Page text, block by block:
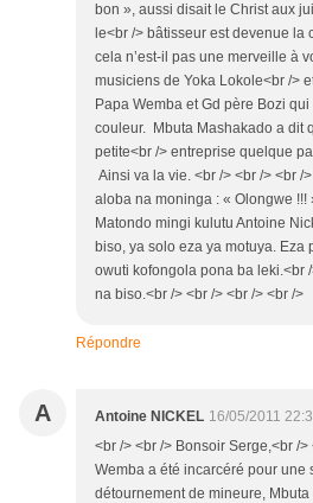
bon », aussi disait le Christ aux
le<br /> bâtisseur est devenue la
cela n’est-il pas une merveille à
musiciens de Yoka Lokole<br />
Papa Wemba et Gd père Bozi
couleur. Mbuta Mashakado a dit
petite<br /> entreprise quelque
Ainsi va la vie. <br /> <br /> <br /
aloba na moninga : « Olongwe !!!
Matondo mingi kulutu Antoine
biso, ya solo eza ya motuya. Eza
owuti kofongola pona ba leki.<br
na biso.<br /> <br /> <br /> <br />
Répondre
A Antoine NICKEL 16/05/2011
<br /> <br /> Bonsoir Serge,<br /
Wemba a été incarcéré pour une
détournement de mineure,